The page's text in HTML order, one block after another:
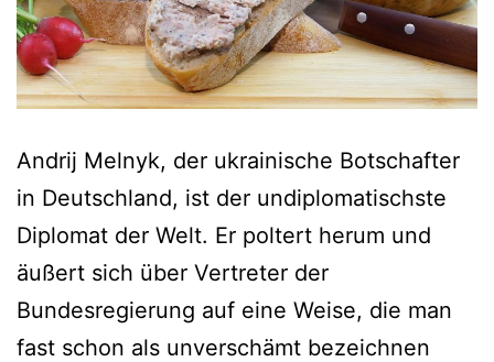
Andrij Melnyk, der ukrainische Botschafter
in Deutschland, ist der undiplomatischste
Diplomat der Welt. Er poltert herum und
äußert sich über Vertreter der
Bundesregierung auf eine Weise, die man
fast schon als unverschämt bezeichnen